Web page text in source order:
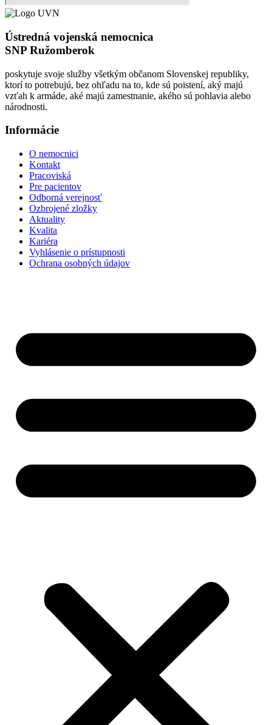
Ústredná vojenská nemocnica
SNP Ružomberok
poskytuje svoje služby všetkým občanom Slovenskej republiky,
ktorí to potrebujú, bez ohľadu na to, kde sú poistení, aký majú
vzťah k armáde, aké majú zamestnanie, akého sú pohlavia alebo
národnosti.
Informácie
O nemocnici
Kontakt
Pracoviská
Pre pacientov
Odborná verejnosť
Ozbrojené zložky
Aktuality
Kvalita
Kariéra
Vyhlásenie o prístupnosti
Ochrana osobných údajov